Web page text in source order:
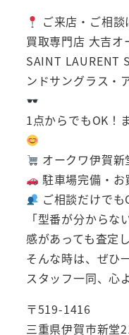
ご来店・ご相談
買取専門店 大吉オ
SAINT LAURENT
ンドサングラス・
1点からでもOK！
オークワ伊賀
駐車場完備・
ご相談だけで
「型番が分から
感があっても査定
そんな時は、ぜひ
スタッフ一同、心
〒519-1416
三重県伊賀市新堂